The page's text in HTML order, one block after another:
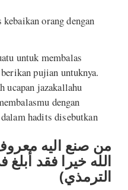
orang dengan
untuk membalas
pujian untuknya.
ucapan jazakallahu
dengan
hadits disebutkan
من صنع اليه
الله خيرا فقد
الترمذي)